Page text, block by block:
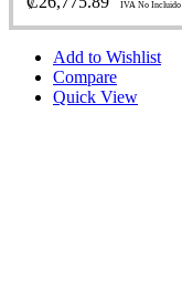
IVA No Incluido
Add to Wishlist
Compare
Quick View